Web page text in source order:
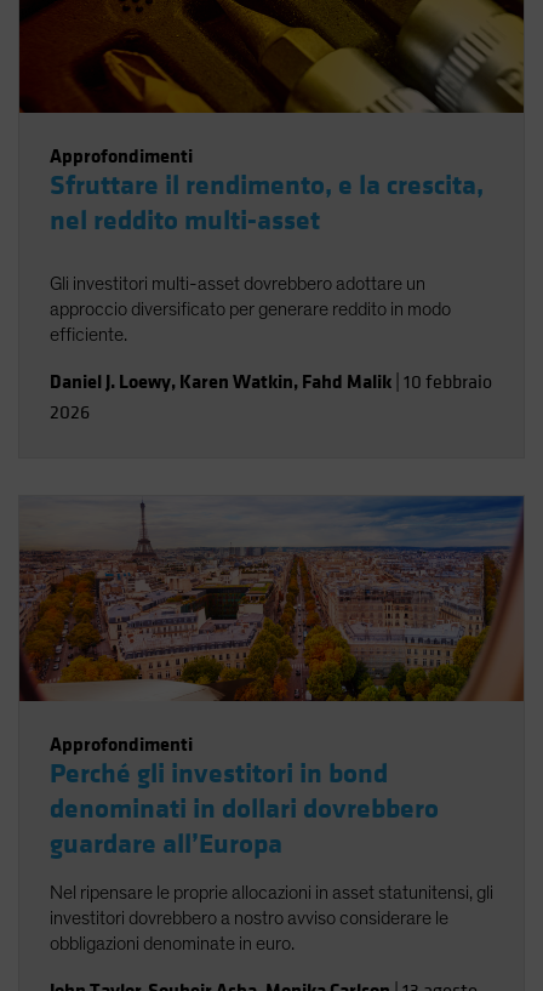
Approfondimenti
Sfruttare il rendimento, e la crescita,
nel reddito multi-asset
Gli investitori multi-asset dovrebbero adottare un
approccio diversificato per generare reddito in modo
efficiente.
Daniel J. Loewy, Karen Watkin, Fahd Malik 10 febbraio
2026
Approfondimenti
Perché gli investitori in bond
denominati in dollari dovrebbero
guardare all’Europa
Nel ripensare le proprie allocazioni in asset statunitensi, gli
investitori dovrebbero a nostro avviso considerare le
obbligazioni denominate in euro.